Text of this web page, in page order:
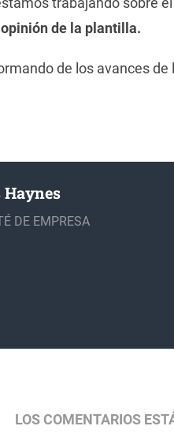
de la plantilla.
de los avances de
Haynes
DE EMPRESA
LOS COMENTARIOS